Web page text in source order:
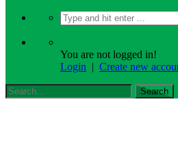
You are not logged in!
Login | Create new